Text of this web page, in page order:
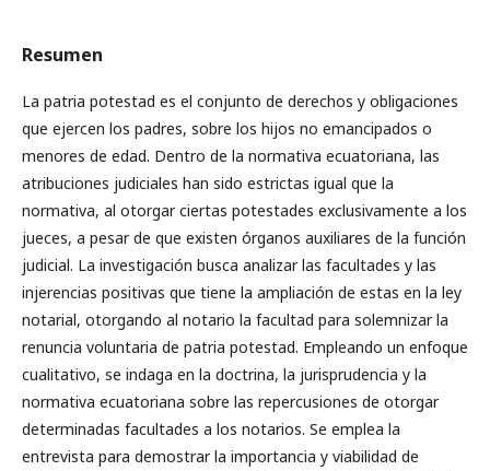
Resumen
La patria potestad es el conjunto de derechos y obligaciones
que ejercen los padres, sobre los hijos no emancipados o
menores de edad. Dentro de la normativa ecuatoriana, las
atribuciones judiciales han sido estrictas igual que la
normativa, al otorgar ciertas potestades exclusivamente a los
jueces, a pesar de que existen órganos auxiliares de la función
judicial. La investigación busca analizar las facultades y las
injerencias positivas que tiene la ampliación de estas en la ley
notarial, otorgando al notario la facultad para solemnizar la
renuncia voluntaria de patria potestad. Empleando un enfoque
cualitativo, se indaga en la doctrina, la jurisprudencia y la
normativa ecuatoriana sobre las repercusiones de otorgar
determinadas facultades a los notarios. Se emplea la
entrevista para demostrar la importancia y viabilidad de